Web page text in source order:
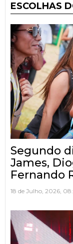
ESCOLHAS
Segundo
James,
Fernando
18 de Julho, 2026,